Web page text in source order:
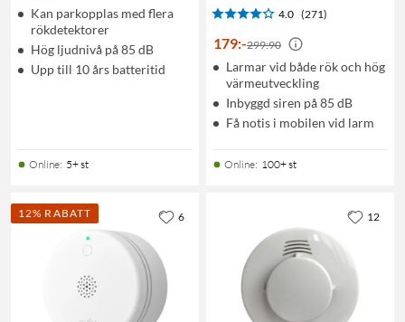
Kan parkopplas med flera
rökdetektorer
Hög ljudnivå på 85 dB
Upp till 10 års batteritid
Online: 5+ st
4.0 (271)
179:-299:90
Larmar vid både rök och hög
värmeutveckling
Inbyggd siren på 85 dB
Få notis i mobilen vid larm
Online: 100+ st
12% RABATT 6 12